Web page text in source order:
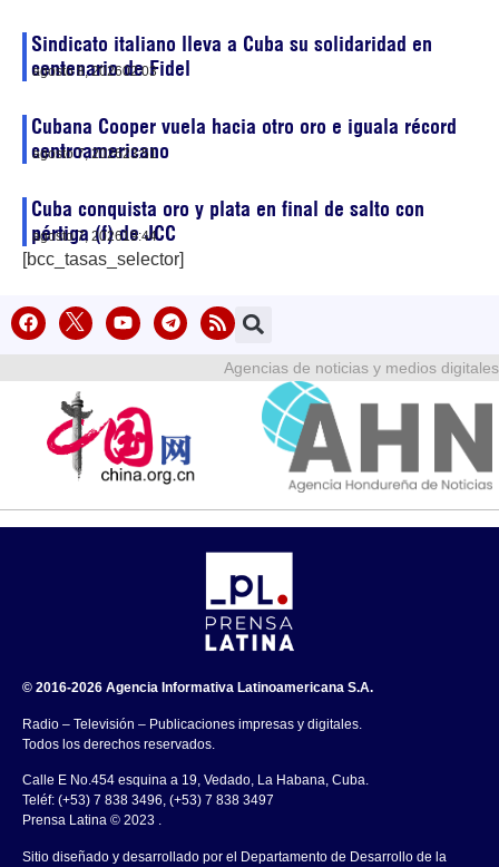
Sindicato italiano lleva a Cuba su solidaridad en
centenario de Fidel
agosto 8, 202602:03
Cubana Cooper vuela hacia otro oro e iguala récord
centroamericano
agosto 7, 202623:51
Cuba conquista oro y plata en final de salto con
pértiga (f) de JCC
agosto 7, 202619:44
[bcc_tasas_selector]
Agencias de noticias y medios digitales
© 2016-2026 Agencia Informativa Latinoamericana S.A.
Radio – Televisión – Publicaciones impresas y digitales.
Todos los derechos reservados.
Calle E No.454 esquina a 19, Vedado, La Habana, Cuba.
Teléf: (+53) 7 838 3496, (+53) 7 838 3497
Prensa Latina © 2023 .
Sitio diseñado y desarrollado por el Departamento de Desarrollo de la